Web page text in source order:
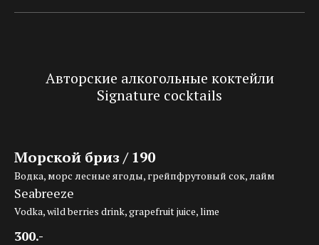
Авторские алкогольные коктейли
Signature cocktails
Морской бриз / 190
Водка, морс лесные ягоды, грейпфрутовый сок, лайм
Seabreeze
Vodka, wild berries drink, grapefruit juice, lime
300.-